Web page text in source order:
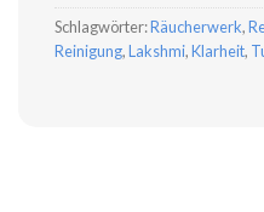
Schlagwörter:Räucherwerk,
Reinigung,Lakshmi,Klarheit,